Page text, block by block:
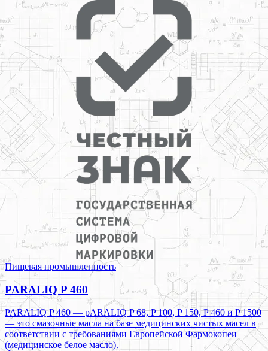
Пищевая промышленность
PARALIQ P 460
PARALIQ P 460 — pARALIQ P 68, P 100, P 150, P 460 и P 1500
— это смазочные масла на базе медицинских чистых масел в
соответствии с требованиями Европейской Фармокопеи
(медицинское белое масло).